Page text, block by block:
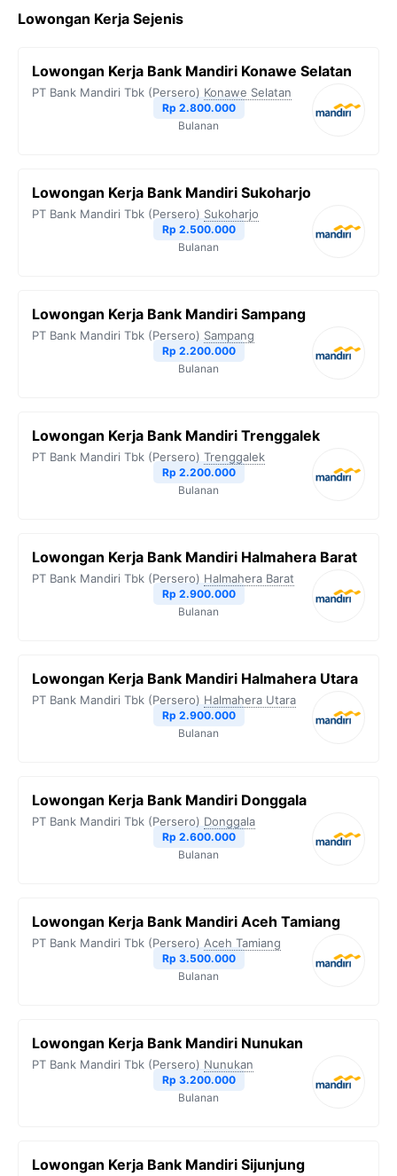
Lowongan Kerja Sejenis
Lowongan Kerja Bank Mandiri Konawe Selatan
PT Bank Mandiri Tbk (Persero) Konawe Selatan
Rp 2.800.000
Bulanan
Lowongan Kerja Bank Mandiri Sukoharjo
PT Bank Mandiri Tbk (Persero) Sukoharjo
Rp 2.500.000
Bulanan
Lowongan Kerja Bank Mandiri Sampang
PT Bank Mandiri Tbk (Persero) Sampang
Rp 2.200.000
Bulanan
Lowongan Kerja Bank Mandiri Trenggalek
PT Bank Mandiri Tbk (Persero) Trenggalek
Rp 2.200.000
Bulanan
Lowongan Kerja Bank Mandiri Halmahera Barat
PT Bank Mandiri Tbk (Persero) Halmahera Barat
Rp 2.900.000
Bulanan
Lowongan Kerja Bank Mandiri Halmahera Utara
PT Bank Mandiri Tbk (Persero) Halmahera Utara
Rp 2.900.000
Bulanan
Lowongan Kerja Bank Mandiri Donggala
PT Bank Mandiri Tbk (Persero) Donggala
Rp 2.600.000
Bulanan
Lowongan Kerja Bank Mandiri Aceh Tamiang
PT Bank Mandiri Tbk (Persero) Aceh Tamiang
Rp 3.500.000
Bulanan
Lowongan Kerja Bank Mandiri Nunukan
PT Bank Mandiri Tbk (Persero) Nunukan
Rp 3.200.000
Bulanan
Lowongan Kerja Bank Mandiri Sijunjung